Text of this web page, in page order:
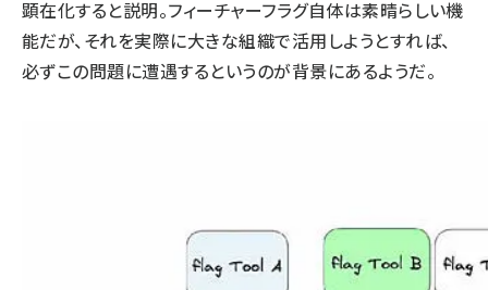
顕在化すると説明。フィーチャーフラグ自体は素晴らしい機
能だが、それを実際に大きな組織で活用しようとすれば、
必ずこの問題に遭遇するというのが背景にあるようだ。